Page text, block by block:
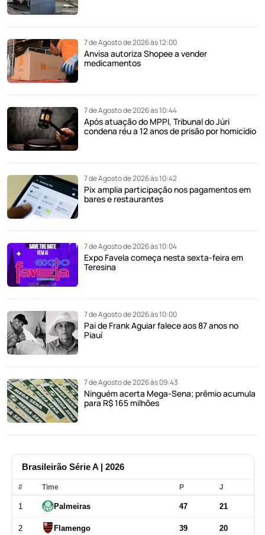
7 de Agosto de 2026 às 12:00
Anvisa autoriza Shopee a vender
medicamentos
7 de Agosto de 2026 às 10:44
Após atuação do MPPI, Tribunal do Júri
condena réu a 12 anos de prisão por homicídio
7 de Agosto de 2026 às 10:42
Pix amplia participação nos pagamentos em
bares e restaurantes
7 de Agosto de 2026 às 10:04
Expo Favela começa nesta sexta-feira em
Teresina
7 de Agosto de 2026 às 10:00
Pai de Frank Aguiar falece aos 87 anos no
Piauí
7 de Agosto de 2026 às 09:43
Ninguém acerta Mega-Sena; prêmio acumula
para R$ 165 milhões